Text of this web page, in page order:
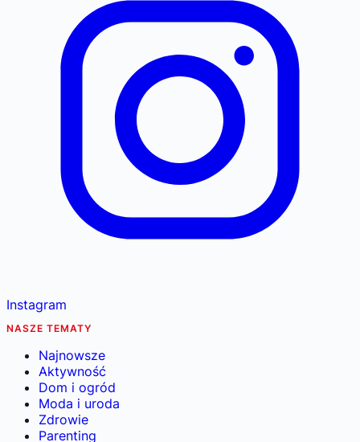
Instagram
NASZE TEMATY
Najnowsze
Aktywność
Dom i ogród
Moda i uroda
Zdrowie
Parenting